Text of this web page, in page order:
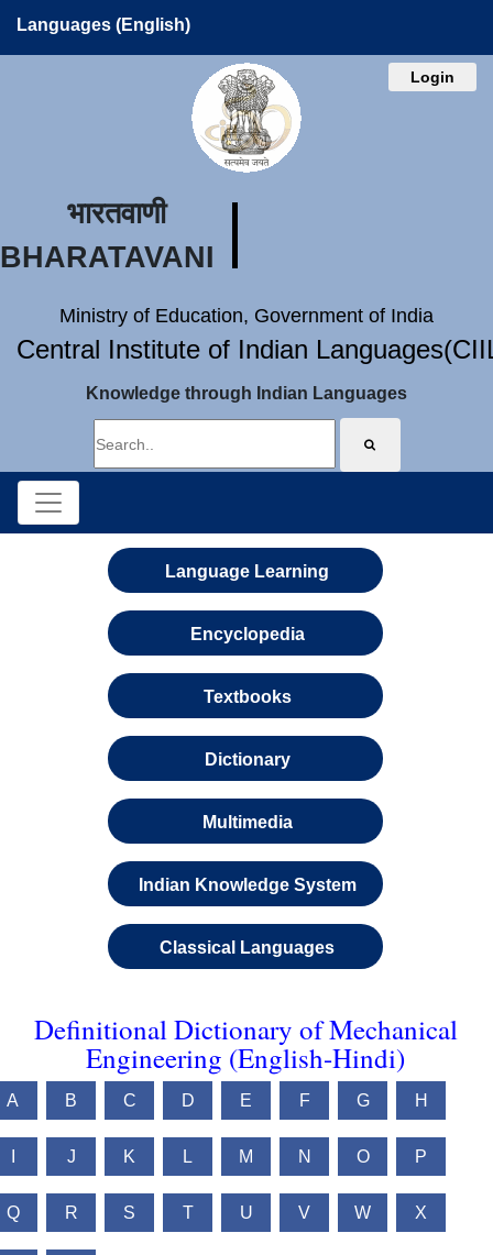
Languages (English)
Login
भारतवाणी
BHARATAVANI
Ministry of Education, Government of India
Central Institute of Indian
Knowledge through Indian Languages
Language Learning
Encyclopedia
Textbooks
Dictionary
Multimedia
Indian Knowledge System
Classical Languages
Definitional Dictionary of Mechanical
Engineering (English-Hindi)
A B C D E F G H
J K L M N O P
Q R S T U V W X